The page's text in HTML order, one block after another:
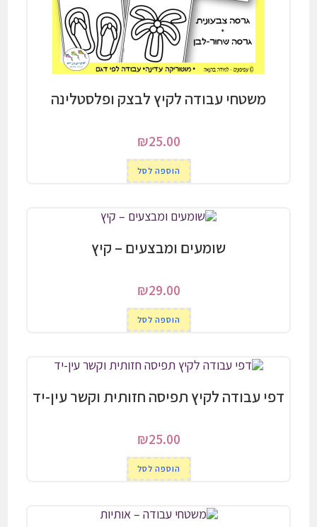
משטחי עבודה לקיץ לבצק ופלסטלינה
₪25.00
הוספה לסל
שומעים ומבצעים – קיץ
₪29.00
הוספה לסל
דפי עבודה לקיץ תפיסה חזותית וקשר עין-יד
₪25.00
הוספה לסל